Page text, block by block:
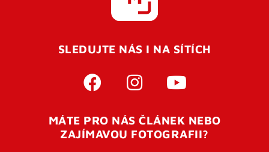
SLEDUJTE NÁS I NA SÍTÍCH
MÁTE PRO NÁS ČLÁNEK NEBO
ZAJÍMAVOU FOTOGRAFII?